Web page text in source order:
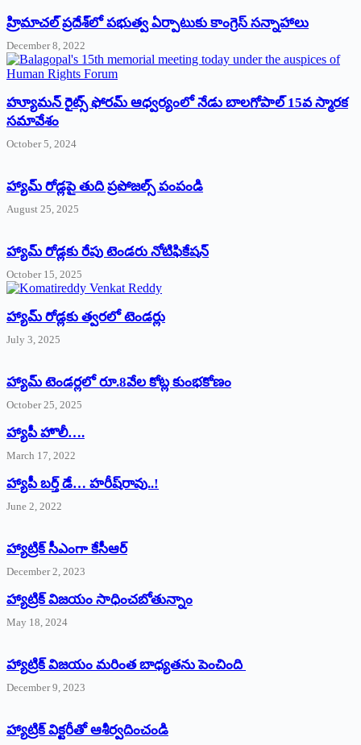
‌హ్రిమాచల్‌ ‌ప్రదేశ్‌లో పభుత్వ ఏర్పాటుకు కాంగ్రెస్‌ ‌సన్నాహాలు
December 8, 2022
హ్యూమన్‌ రైట్స్‌ ఫోరమ్‌ ఆధ్వర్యంలో నేడు బాలగోపాల్‌ 15వ స్మారక
సమావేశం
October 5, 2024
హ్యామ్‌ రోడ్లపై తుది ప్రపోజల్స్‌ పంపండి
August 25, 2025
హ్యామ్‌ రోడ్లకు రేపు టెండరు నోటిఫికేషన్‌
October 15, 2025
హ్యామ్‌ రోడ్లకు త్వరలో టెండర్లు
July 3, 2025
హ్యామ్‌ ‌టెండర్లలో రూ.8వేల కోట్ల కుంభకోణం
October 25, 2025
హ్యాపీ హొలీ….
March 17, 2022
హ్యాపీ బర్త్ ‌డే… హరీష్‌రావు..!
June 2, 2022
హ్యాట్రిక్‌ ‌సీఎంగా కేసీఆర్‌
December 2, 2023
హ్యాట్రిక్‌ విజయం సాధించబోతున్నాం
May 18, 2024
హ్యాట్రిక్ విజయం మరింత బాధ్యతను పెంచింది
December 9, 2023
హ్యాట్రిక్‌ ‌విక్టరీతో ఆశీర్వదించండి